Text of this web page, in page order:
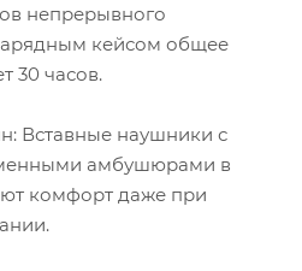
непрерывного
кейсом общее
30 часов.
Вставные наушники с
амбушюрами в
комфорт даже при